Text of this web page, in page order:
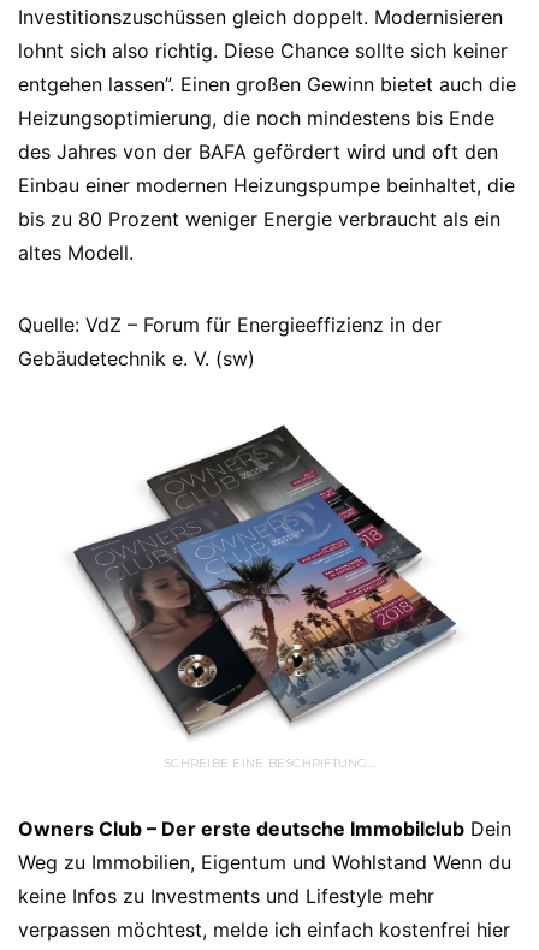
Investitionszuschüssen gleich doppelt. Modernisieren
lohnt sich also richtig. Diese Chance sollte sich keiner
entgehen lassen”. Einen großen Gewinn bietet auch die
Heizungsoptimierung, die noch mindestens bis Ende
des Jahres von der BAFA gefördert wird und oft den
Einbau einer modernen Heizungspumpe beinhaltet, die
bis zu 80 Prozent weniger Energie verbraucht als ein
altes Modell.
Quelle: VdZ – Forum für Energieeffizienz in der
Gebäudetechnik e. V. (sw)
SCHREIBE EINE BESCHRIFTUNG…
Owners Club – Der erste deutsche Immobilclub Dein
Weg zu Immobilien, Eigentum und Wohlstand Wenn du
keine Infos zu Investments und Lifestyle mehr
verpassen möchtest, melde ich einfach kostenfrei hier